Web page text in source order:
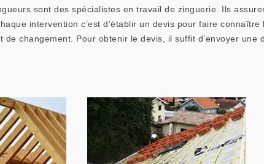
sont des spécialistes en travail de zinguerie. Ils
intervention c’est d’établir un devis pour faire
de changement. Pour obtenir le devis, il suffit d’envoyer